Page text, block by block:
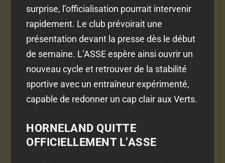
surprise, l’officialisation pourrait intervenir
rapidement. Le club prévoirait une
présentation devant la presse dès le début
de semaine. L’ASSE espère ainsi ouvrir un
nouveau cycle et retrouver de la stabilité
sportive avec un entraîneur expérimenté,
capable de redonner un cap clair aux Verts.
HORNELAND QUITTE
OFFICIELLEMENT L’ASSE